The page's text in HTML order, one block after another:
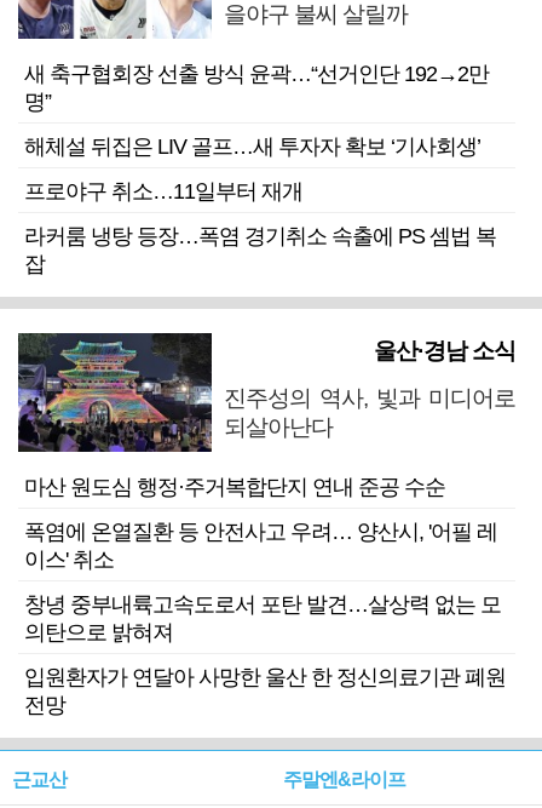
을야구 불씨 살릴까
새 축구협회장 선출 방식 윤곽…“선거인단 192→2만
명”
해체설 뒤집은 LIV 골프…새 투자자 확보 ‘기사회생’
프로야구 취소…11일부터 재개
라커룸 냉탕 등장…폭염 경기취소 속출에 PS 셈법 복
잡
울산·경남 소식
진주성의 역사, 빛과 미디어로
되살아난다
마산 원도심 행정·주거복합단지 연내 준공 수순
폭염에 온열질환 등 안전사고 우려… 양산시, '어필 레
이스' 취소
창녕 중부내륙고속도로서 포탄 발견…살상력 없는 모
의탄으로 밝혀져
입원환자가 연달아 사망한 울산 한 정신의료기관 폐원
전망
근교산 주말엔&라이프